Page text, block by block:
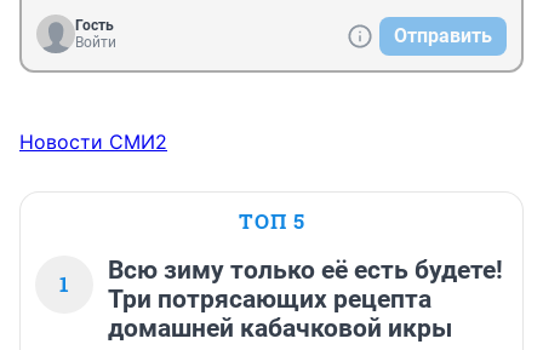
Гость
Войти
Отправить
Новости СМИ2
ТОП 5
1
Всю зиму только её есть будете!
Три потрясающих рецепта
домашней кабачковой икры